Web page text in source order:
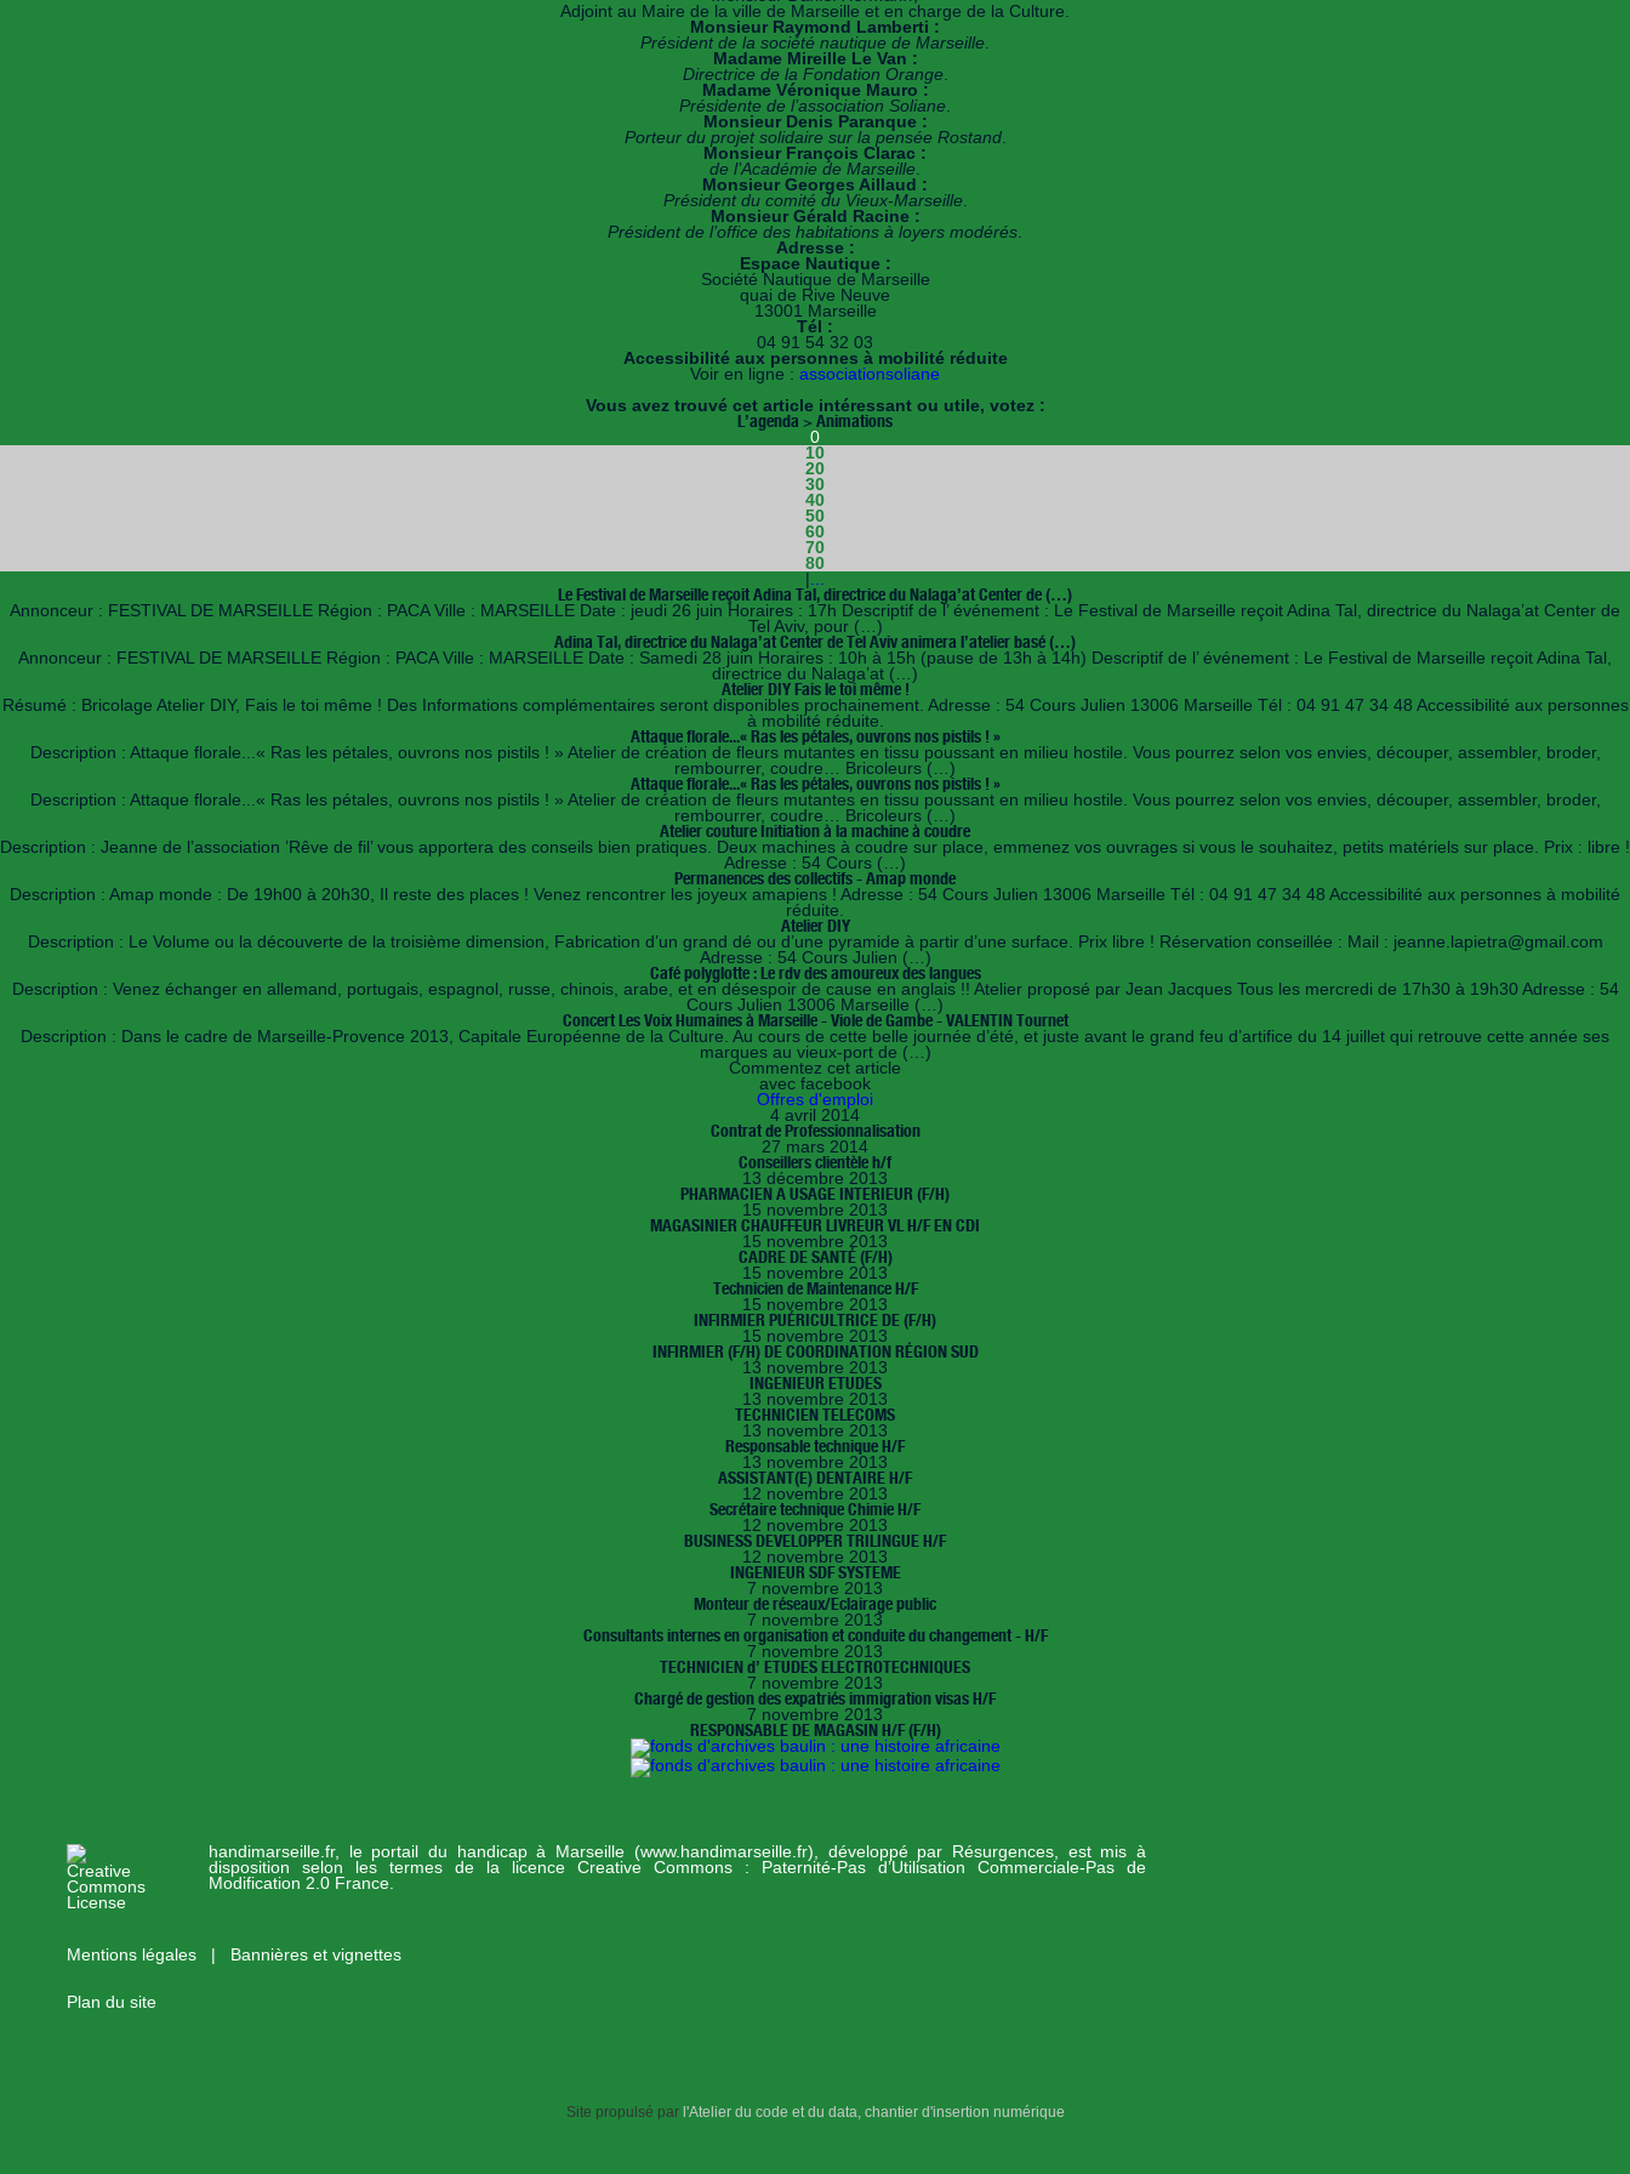
Adjoint au Maire de la ville de Marseille et en charge de la Culture.
Monsieur Raymond Lamberti :
Président de la société nautique de Marseille.
Madame Mireille Le Van :
Directrice de la Fondation Orange.
Madame Véronique Mauro :
Présidente de l’association Soliane.
Monsieur Denis Paranque :
Porteur du projet solidaire sur la pensée Rostand.
Monsieur François Clarac :
de l’Académie de Marseille.
Monsieur Georges Aillaud :
Président du comité du Vieux-Marseille.
Monsieur Gérald Racine :
Président de l’office des habitations à loyers modérés.
Adresse :
Espace Nautique :
Société Nautique de Marseille
quai de Rive Neuve
13001 Marseille
Tél :
04 91 54 32 03
Accessibilité aux personnes à mobilité réduite
Voir en ligne : associationsoliane
Vous avez trouvé cet article intéressant ou utile, votez :
L’agenda > Animations
0
10
20
30
40
50
60
70
80
...
Le Festival de Marseille reçoit Adina Tal, directrice du Nalaga’at Center de (…)
Annonceur : FESTIVAL DE MARSEILLE Région : PACA Ville : MARSEILLE Date : jeudi 26 juin Horaires : 17h Descriptif de l’ événement : Le Festival de Marseille reçoit Adina Tal, directrice du Nalaga’at Center de
Tel Aviv, pour (…)
Adina Tal, directrice du Nalaga’at Center de Tel Aviv animera l’atelier basé (…)
Annonceur : FESTIVAL DE MARSEILLE Région : PACA Ville : MARSEILLE Date : Samedi 28 juin Horaires : 10h à 15h (pause de 13h à 14h) Descriptif de l’ événement : Le Festival de Marseille reçoit Adina Tal,
directrice du Nalaga’at (…)
Atelier DIY Fais le toi même !
Résumé : Bricolage Atelier DIY, Fais le toi même ! Des Informations complémentaires seront disponibles prochainement. Adresse : 54 Cours Julien 13006 Marseille Tél : 04 91 47 34 48 Accessibilité aux personnes
à mobilité réduite.
Attaque florale...« Ras les pétales, ouvrons nos pistils ! »
Description : Attaque florale...« Ras les pétales, ouvrons nos pistils ! » Atelier de création de fleurs mutantes en tissu poussant en milieu hostile. Vous pourrez selon vos envies, découper, assembler, broder,
rembourrer, coudre… Bricoleurs (…)
Attaque florale...« Ras les pétales, ouvrons nos pistils ! »
Description : Attaque florale...« Ras les pétales, ouvrons nos pistils ! » Atelier de création de fleurs mutantes en tissu poussant en milieu hostile. Vous pourrez selon vos envies, découper, assembler, broder,
rembourrer, coudre… Bricoleurs (…)
Atelier couture Initiation à la machine à coudre
Description : Jeanne de l’association ’Rêve de fil’ vous apportera des conseils bien pratiques. Deux machines à coudre sur place, emmenez vos ouvrages si vous le souhaitez, petits matériels sur place. Prix : libre !
Adresse : 54 Cours (…)
Permanences des collectifs - Amap monde
Description : Amap monde : De 19h00 à 20h30, Il reste des places ! Venez rencontrer les joyeux amapiens ! Adresse : 54 Cours Julien 13006 Marseille Tél : 04 91 47 34 48 Accessibilité aux personnes à mobilité
réduite.
Atelier DIY
Description : Le Volume ou la découverte de la troisième dimension, Fabrication d’un grand dé ou d’une pyramide à partir d’une surface. Prix libre ! Réservation conseillée : Mail : jeanne.lapietra@gmail.com
Adresse : 54 Cours Julien (…)
Café polyglotte : Le rdv des amoureux des langues
Description : Venez échanger en allemand, portugais, espagnol, russe, chinois, arabe, et en désespoir de cause en anglais !! Atelier proposé par Jean Jacques Tous les mercredi de 17h30 à 19h30 Adresse : 54
Cours Julien 13006 Marseille (…)
Concert Les Voix Humaines à Marseille - Viole de Gambe - VALENTIN Tournet
Description : Dans le cadre de Marseille-Provence 2013, Capitale Européenne de la Culture. Au cours de cette belle journée d’été, et juste avant le grand feu d’artifice du 14 juillet qui retrouve cette année ses
marques au vieux-port de (…)
Commentez cet article
avec facebook
Offres d'emploi
4 avril 2014
Contrat de Professionnalisation
27 mars 2014
Conseillers clientèle h/f
13 décembre 2013
PHARMACIEN A USAGE INTERIEUR (F/H)
15 novembre 2013
MAGASINIER CHAUFFEUR LIVREUR VL H/F EN CDI
15 novembre 2013
CADRE DE SANTÉ (F/H)
15 novembre 2013
Technicien de Maintenance H/F
15 novembre 2013
INFIRMIER PUÉRICULTRICE DE (F/H)
15 novembre 2013
INFIRMIER (F/H) DE COORDINATION RÉGION SUD
13 novembre 2013
INGENIEUR ETUDES
13 novembre 2013
TECHNICIEN TELECOMS
13 novembre 2013
Responsable technique H/F
13 novembre 2013
ASSISTANT(E) DENTAIRE H/F
12 novembre 2013
Secrétaire technique Chimie H/F
12 novembre 2013
BUSINESS DEVELOPPER TRILINGUE H/F
12 novembre 2013
INGENIEUR SDF SYSTEME
7 novembre 2013
Monteur de réseaux/Eclairage public
7 novembre 2013
Consultants internes en organisation et conduite du changement - H/F
7 novembre 2013
TECHNICIEN d’ ETUDES ELECTROTECHNIQUES
7 novembre 2013
Chargé de gestion des expatriés immigration visas H/F
7 novembre 2013
RESPONSABLE DE MAGASIN H/F (F/H)
handimarseille.fr, le portail du handicap à Marseille (www.handimarseille.fr), développé par Résurgences, est mis à
disposition selon les termes de la licence Creative Commons : Paternité-Pas d’Utilisation Commerciale-Pas de
Modification 2.0 France.
Mentions légales Bannières et vignettes
Plan du site
Site propulsé par l'Atelier du code et du data, chantier d'insertion numérique